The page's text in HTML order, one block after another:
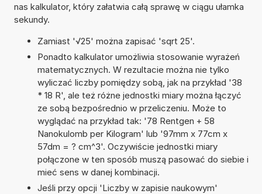
nas kalkulator, który załatwia całą sprawę w ciągu ułamka
sekundy.
Zamiast '√25' można zapisać 'sqrt 25'.
Ponadto kalkulator umożliwia stosowanie wyrażeń
matematycznych. W rezultacie można nie tylko
wyliczać liczby pomiędzy sobą, jak na przykład '38
* 18 R', ale też różne jednostki miary można łączyć
ze sobą bezpośrednio w przeliczeniu. Może to
wyglądać na przykład tak: '78 Rentgen + 58
Nanokulomb per Kilogram' lub '97mm x 77cm x
57dm = ? cm^3'. Oczywiście jednostki miary
połączone w ten sposób muszą pasować do siebie i
mieć sens w danej kombinacji.
Jeśli przy opcji 'Liczby w zapisie naukowym'